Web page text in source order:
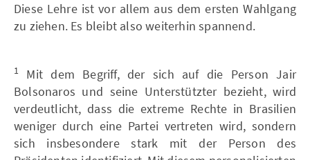
Diese Lehre ist vor allem aus dem ersten Wahlgang
zu ziehen. Es bleibt also weiterhin spannend.
1
Mit dem Begriff, der sich auf die Person Jair
Bolsonaros und seine Unterstützter bezieht, wird
verdeutlicht, dass die extreme Rechte in Brasilien
weniger durch eine Partei vertreten wird, sondern
sich insbesondere stark mit der Person des